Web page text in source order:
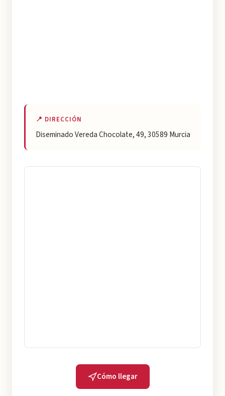
📍 DIRECCIÓN
Diseminado Vereda Chocolate, 49, 30589 Murcia
Cómo llegar